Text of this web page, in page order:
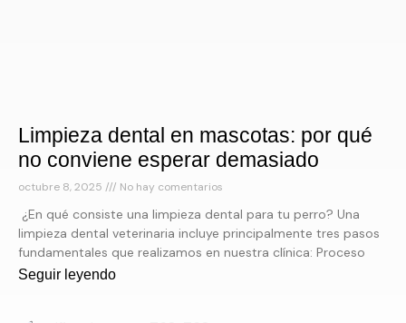
Limpieza dental en mascotas: por qué
no conviene esperar demasiado
octubre 8, 2025 No hay comentarios
¿En qué consiste una limpieza dental para tu perro? Una
limpieza dental veterinaria incluye principalmente tres pasos
fundamentales que realizamos en nuestra clínica: Proceso
Seguir leyendo